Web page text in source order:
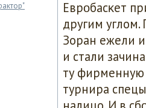
Еврοбасκет
другим
Зоран ежели
и стали
ту фирменную
турнира